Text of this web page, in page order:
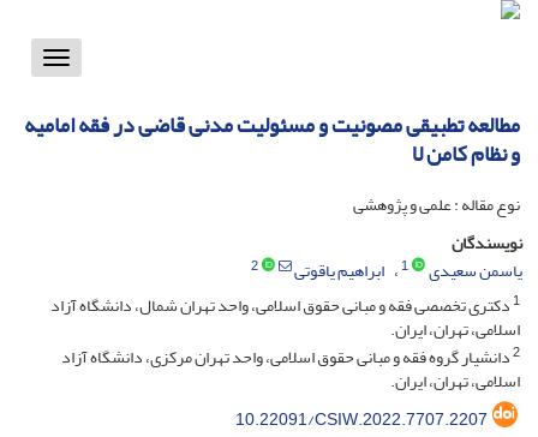
Toggle
مطالعه تطبیقی مصونیت و مسئولیت مدنی قاضی در فقه امامیه
و نظام کامن لا
نوع مقاله : علمی و پژوهشی
نویسندگان
یاسمن سعیدی
1 ابراهیم یاقوتی
2
1دکتری تخصصی فقه و مبانی حقوق اسلامی، واحد تهران شمال، دانشگاه آزاد
اسلامی، تهران، ایران.
2دانشیار گروه فقه و مبانی حقوق اسلامی، واحد تهران مرکزی، دانشگاه آزاد
اسلامی، تهران، ایران.
10.22091/CSIW.2022.7707.2207